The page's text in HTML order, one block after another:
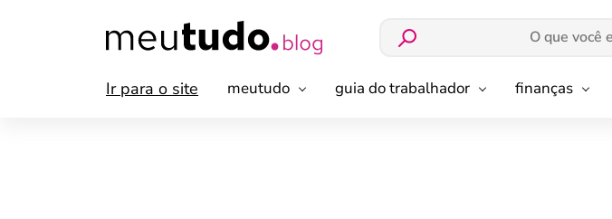
Ir para o site meutudo guia do trabalhador finanças